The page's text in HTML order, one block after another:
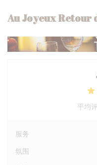
Au Joyeux Retour
平均
服务
氛围